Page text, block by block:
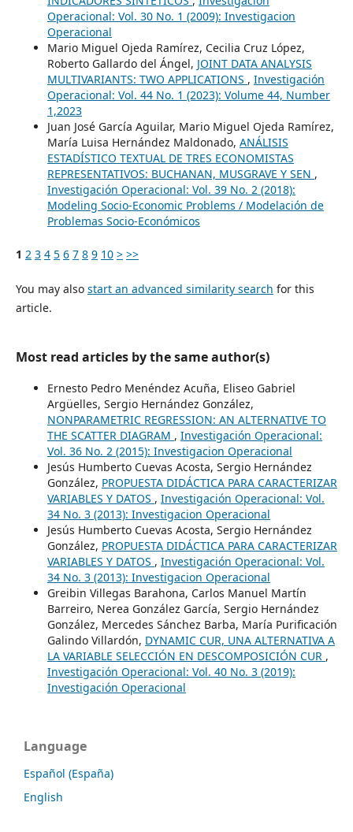
Operacional: Vol. 30 No. 1 (2009): Investigacion
Operacional
Mario Miguel Ojeda Ramírez, Cecilia Cruz López,
Roberto Gallardo del Ángel, JOINT DATA ANALYSIS
MULTIVARIANTS: TWO APPLICATIONS , Investigación
Operacional: Vol. 44 No. 1 (2023): Volume 44, Number
1,2023
Juan José García Aguilar, Mario Miguel Ojeda Ramírez,
María Luisa Hernández Maldonado, ANÁLISIS
ESTADÍSTICO TEXTUAL DE TRES ECONOMISTAS
REPRESENTATIVOS: BUCHANAN, MUSGRAVE Y SEN ,
Investigación Operacional: Vol. 39 No. 2 (2018):
Modeling Socio-Economic Problems / Modelación de
Problemas Socio-Económicos
1 2 3 4 5 6 7 8 9 10 > >>
You may also start an advanced similarity search for this
article.
Most read articles by the same author(s)
Ernesto Pedro Menéndez Acuña, Eliseo Gabriel
Argüelles, Sergio Hernández González,
NONPARAMETRIC REGRESSION: AN ALTERNATIVE TO
THE SCATTER DIAGRAM , Investigación Operacional:
Vol. 36 No. 2 (2015): Investigacion Operacional
Jesús Humberto Cuevas Acosta, Sergio Hernández
González, PROPUESTA DIDÁCTICA PARA CARACTERIZAR
VARIABLES Y DATOS , Investigación Operacional: Vol.
34 No. 3 (2013): Investigacion Operacional
Jesús Humberto Cuevas Acosta, Sergio Hernández
González, PROPUESTA DIDÁCTICA PARA CARACTERIZAR
VARIABLES Y DATOS , Investigación Operacional: Vol.
34 No. 3 (2013): Investigacion Operacional
Greibin Villegas Barahona, Carlos Manuel Martín
Barreiro, Nerea González García, Sergio Hernández
González, Mercedes Sánchez Barba, María Purificación
Galindo Villardón, DYNAMIC CUR, UNA ALTERNATIVA A
LA VARIABLE SELECCIÓN EN DESCOMPOSICIÓN CUR ,
Investigación Operacional: Vol. 40 No. 3 (2019):
Investigación Operacional
Language
Español (España)
English